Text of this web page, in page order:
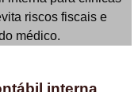
interna